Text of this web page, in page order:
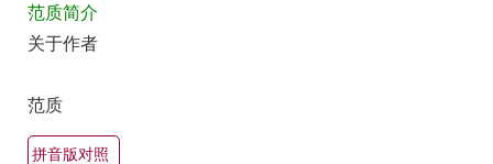
部
所
集
锦）-
最
有
古
诗
范质简介
关于作者
范质
拼音版对照